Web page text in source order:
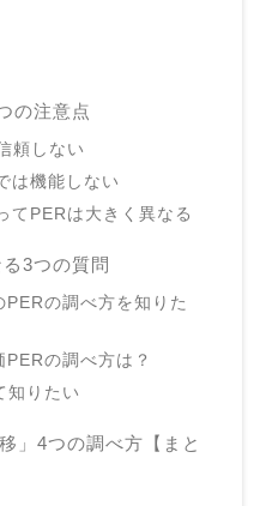
の注意点
頼しない
は機能しない
てPERは大きく異なる
3つの質問
の調べ方を知りた
の調べ方は？
知りたい
」4つの調べ方【まと